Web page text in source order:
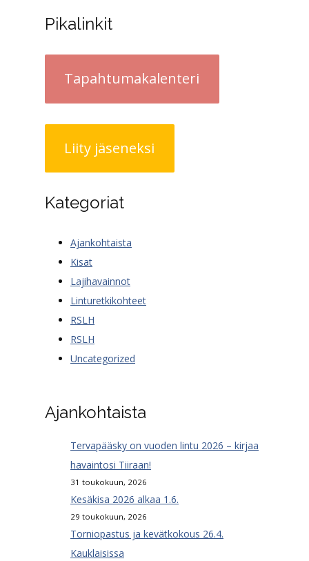
Pikalinkit
Tapahtumakalenteri
Liity jäseneksi
Kategoriat
Ajankohtaista
Kisat
Lajihavainnot
Linturetkikohteet
RSLH
RSLH
Uncategorized
Ajankohtaista
Tervapääsky on vuoden lintu 2026 – kirjaa
havaintosi Tiiraan!
31 toukokuun, 2026
Kesäkisa 2026 alkaa 1.6.
29 toukokuun, 2026
Torniopastus ja kevätkokous 26.4.
Kauklaisissa